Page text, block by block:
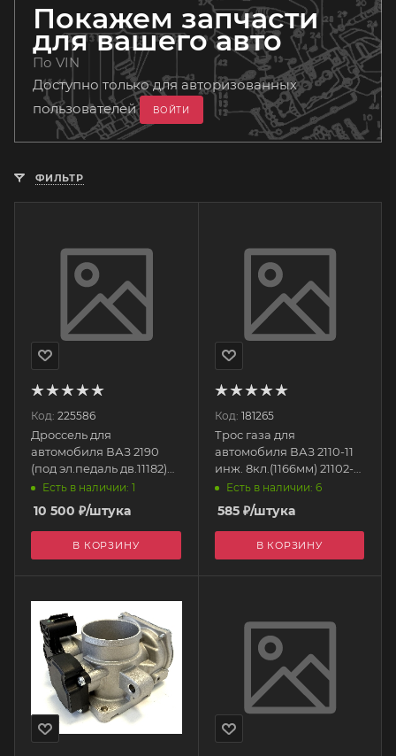
Покажем запчасти
для вашего авто
По VIN
Доступно только для авторизованных
пользователей
ВОЙТИ
ФИЛЬТР
Код: 225586
Дроссель для
автомобиля ВАЗ 2190
(под эл.педаль дв.11182)
Largus-Гранта FL 11182-
1148010 ЭЛКАР
Есть в наличии: 1
10 500 ₽/штука
В КОРЗИНУ
Код: 181265
Трос газа для
автомобиля ВАЗ 2110-11
инж. 8кл.(1166мм) 21102-
1108054 ДААЗ
Есть в наличии: 6
585₽/штука
В КОРЗИНУ